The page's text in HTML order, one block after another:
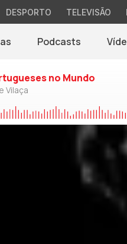
DESPORTO TELEVISÃO
Podcasts
no Mundo
Vilaça